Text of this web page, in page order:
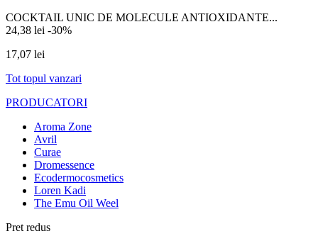
COCKTAIL UNIC DE MOLECULE ANTIOXIDANTE...
24,38 lei -30%
17,07 lei
Tot topul vanzari
PRODUCATORI
Aroma Zone
Avril
Curae
Dromessence
Ecodermocosmetics
Loren Kadi
The Emu Oil Weel
Pret redus